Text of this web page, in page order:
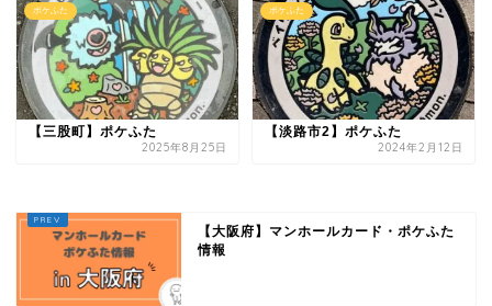
ポケふた
【三股町】ポケふた
2025年8月25日
ポケふた
【淡路市2】ポケふた
2024年2月12日
【大阪府】マンホールカード・ポケふた
情報